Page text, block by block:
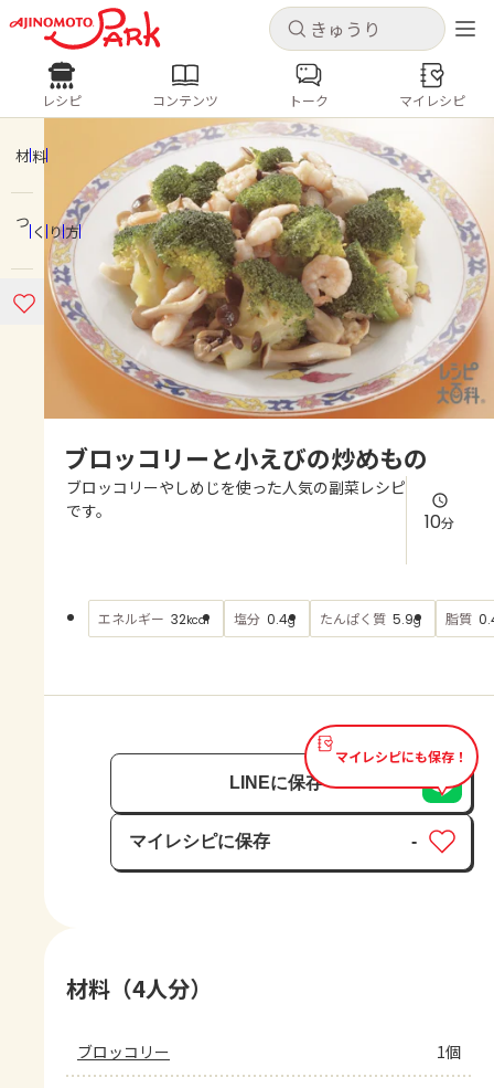
キャンセル
ログインするとレシピを保存できます
ログイン 新規登録
ホーム
コンテンツ
レシピ
よくあるお問い合わせ
AJINOMOTO PARK とは
キャンセル
レシピ コンテンツ
人気の食材・レシピ
きゅうり なす トマト
とうもろこし
ピーマン
みょうが ゴーヤ
レシピ コンテンツ トーク マイレシピ
材料
つくり方
ブロッコリーと小えびの炒めもの
ブロッコリーやしめじを使った人気の副菜レシピ
です。
10分
エネルギー 32kcal 塩分 0.4g たんぱく質 5.9g 脂質
マイレシピにも保存！
LINEに保存
マイレシピに保存
保存済み
-
材料（4人分）
ブロッコリー 1個